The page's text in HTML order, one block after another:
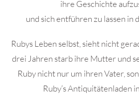
ihre Geschichte
und sich entführen zu lassen in
Rubys Leben selbst, sieht nicht
drei Jahren starb ihre Mutter und
Ruby nicht nur um ihren Vater,
Ruby‘s Antiquitätenladen